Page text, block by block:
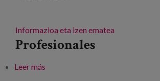
Informazioa eta izen ematea
Profesionales
Leer más